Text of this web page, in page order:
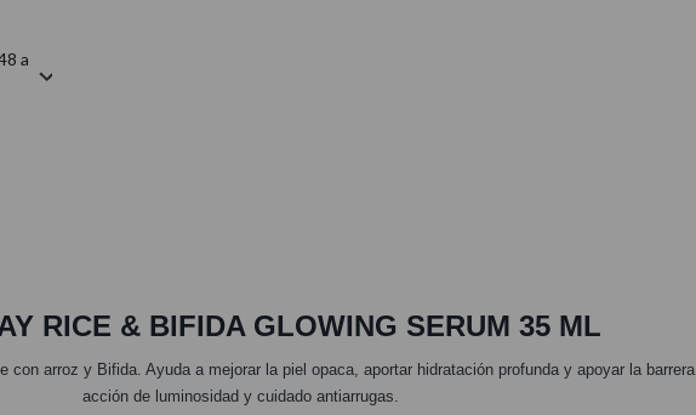
a
RICE & BIFIDA GLOWING SERUM 35 ML
con arroz y Bifida. Ayuda a mejorar la piel opaca, aportar hidratación profunda y apoyar la
acción de luminosidad y cuidado antiarrugas.